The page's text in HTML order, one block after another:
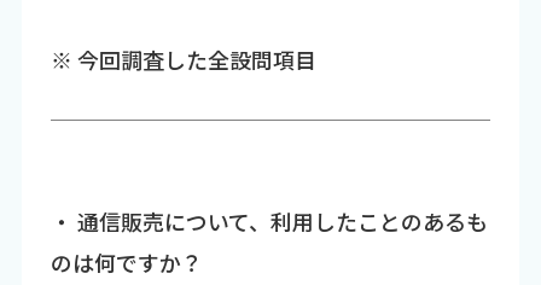
※ 今回調査した全設問項目
・ 通信販売について、利用したことのあるも
のは何ですか？